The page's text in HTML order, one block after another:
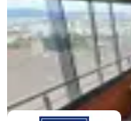
Coldwell Banker